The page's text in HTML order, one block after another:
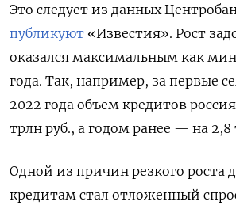
Это следует из данных
публикуют «Известия». Рост
оказался максимальным как
года. Так, например, за первые
2022 года объем кредитов
трлн руб., а годом ранее — на 2,8
Одной из причин резкого роста
кредитам стал отложенный